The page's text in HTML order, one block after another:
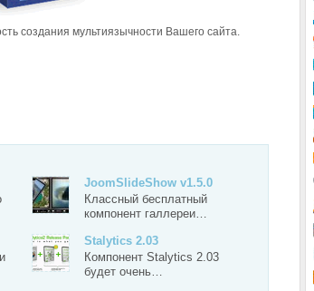
создания мультиязычности Вашего сайта.
JoomSlideShow v1.5.0
Классный бесплатный
компонент галлереи…
Stalytics 2.03
Компонент Stalytics 2.03
будет очень…